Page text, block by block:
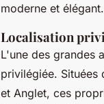
moderne et élégant.
Localisation
L'une des grandes
privilégiée. Situées
et Anglet, ces